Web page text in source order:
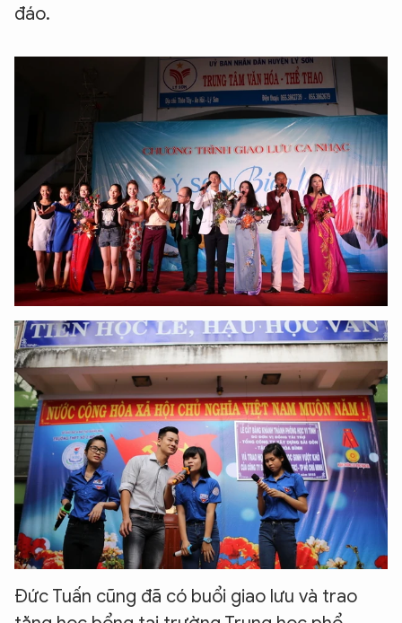
đáo.
Đức Tuấn cũng đã có buổi giao lưu và trao